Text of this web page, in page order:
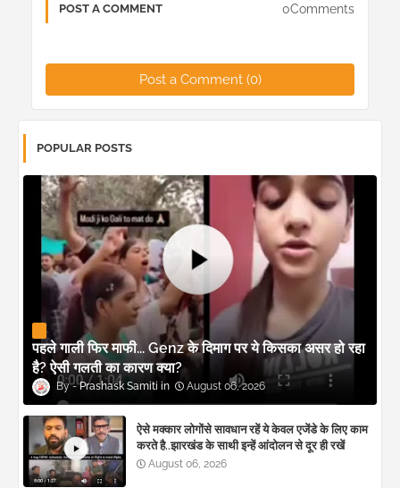
POST A COMMENT 0Comments
Post a Comment (0)
POPULAR POSTS
पहले गाली फिर माफी... Genz के दिमाग पर ये किसका असर हो रहा
है? ऐसी गलती का कारण क्या?
Prashask Samiti August 06, 2026
ऐसे मक्कार लोगोंसे सावधान रहें ये केवल एजेंडे के लिए काम
करते है..झारखंड के साथी इन्हें आंदोलन से दूर ही रखें
August 06, 2026